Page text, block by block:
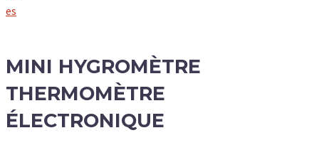
es
MINI HYGROMÈTRE
THERMOMÈTRE
ÉLECTRONIQUE